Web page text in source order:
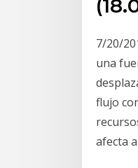
7/20/
una
flujo
afecta